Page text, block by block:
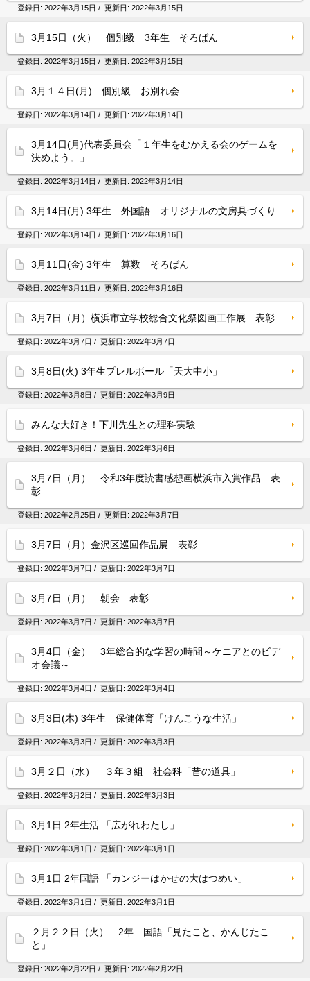
登録日: 2022年3月15日 / 更新日: 2022年3月15日
3月15日（火） 個別級 3年生 そろばん
登録日: 2022年3月15日 / 更新日: 2022年3月15日
3月１４日(月) 個別級 お別れ会
登録日: 2022年3月14日 / 更新日: 2022年3月14日
3月14日(月)代表委員会「１年生をむかえる会のゲームを
決めよう。」
登録日: 2022年3月14日 / 更新日: 2022年3月14日
3月14日(月) 3年生 外国語 オリジナルの文房具づくり
登録日: 2022年3月14日 / 更新日: 2022年3月16日
3月11日(金) 3年生 算数 そろばん
登録日: 2022年3月11日 / 更新日: 2022年3月16日
3月7日（月）横浜市立学校総合文化祭図画工作展 表彰
登録日: 2022年3月7日 / 更新日: 2022年3月7日
3月8日(火) 3年生プレルボール「天大中小」
登録日: 2022年3月8日 / 更新日: 2022年3月9日
みんな大好き！下川先生との理科実験
登録日: 2022年3月6日 / 更新日: 2022年3月6日
3月7日（月） 令和3年度読書感想画横浜市入賞作品 表
彰
登録日: 2022年2月25日 / 更新日: 2022年3月7日
3月7日（月）金沢区巡回作品展 表彰
登録日: 2022年3月7日 / 更新日: 2022年3月7日
3月7日（月） 朝会 表彰
登録日: 2022年3月7日 / 更新日: 2022年3月7日
3月4日（金） 3年総合的な学習の時間～ケニアとのビデ
オ会議～
登録日: 2022年3月4日 / 更新日: 2022年3月4日
3月3日(木) 3年生 保健体育「けんこうな生活」
登録日: 2022年3月3日 / 更新日: 2022年3月3日
3月２日（水） ３年３組 社会科「昔の道具」
登録日: 2022年3月2日 / 更新日: 2022年3月3日
3月1日 2年生活 「広がれわたし」
登録日: 2022年3月1日 / 更新日: 2022年3月1日
3月1日 2年国語 「カンジーはかせの大はつめい」
登録日: 2022年3月1日 / 更新日: 2022年3月1日
２月２２日（火） 2年 国語「見たこと、かんじたこ
と」
登録日: 2022年2月22日 / 更新日: 2022年2月22日